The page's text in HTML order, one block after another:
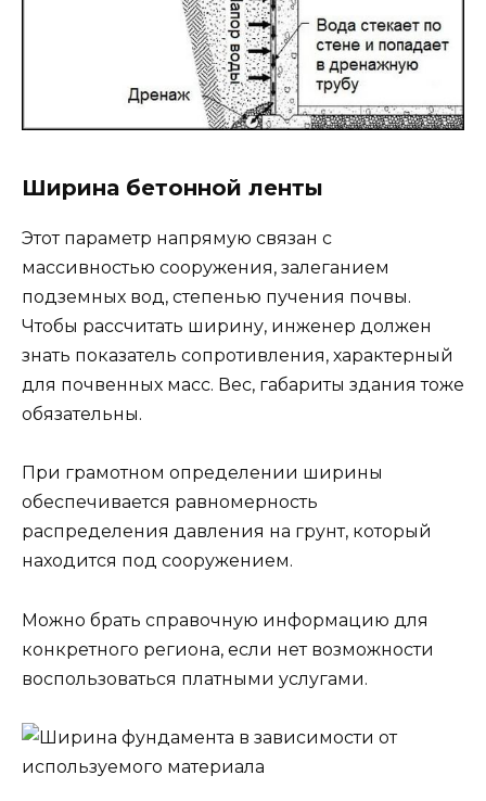
Ширина бетонной ленты
Этот параметр напрямую связан с
массивностью сооружения, залеганием
подземных вод, степенью пучения почвы.
Чтобы рассчитать ширину, инженер должен
знать показатель сопротивления, характерный
для почвенных масс. Вес, габариты здания тоже
обязательны.
При грамотном определении ширины
обеспечивается равномерность
распределения давления на грунт, который
находится под сооружением.
Можно брать справочную информацию для
конкретного региона, если нет возможности
воспользоваться платными услугами.